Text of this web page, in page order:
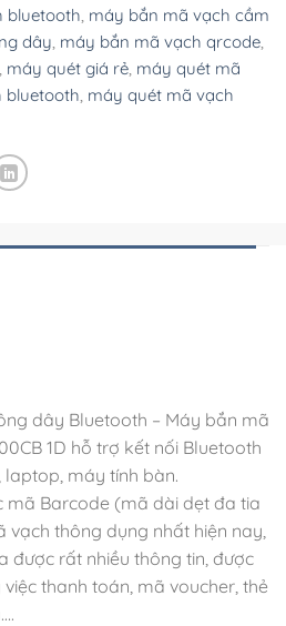
bluetooth máy bắn mã vạch cầm
dây máy bắn mã vạch qrcode
máy quét giá rẻ máy quét mã
bluetooth máy quét mã vạch
dây Bluetooth – Máy bắn mã
1D hỗ trợ kết nối Bluetooth
laptop, máy tính bàn.
mã Barcode (mã dài dẹt đa tia
vạch thông dụng nhất hiện nay,
được rất nhiều thông tin, được
thanh toán, mã voucher, thẻ